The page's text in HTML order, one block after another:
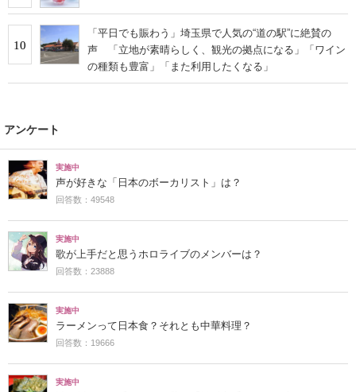
10
「平日でも賑わう」埼玉県で人気の“道の駅”に絶賛の
声 「立地が素晴らしく、観光の拠点になる」「ワイン
の種類も豊富」「また利用したくなる」
アンケート
実施中
声が好きな「日本のボーカリスト」は？
回答数：49548
実施中
歌が上手だと思うホロライブのメンバーは？
回答数：23888
実施中
ラーメンって日本食？それとも中華料理？
回答数：19666
実施中